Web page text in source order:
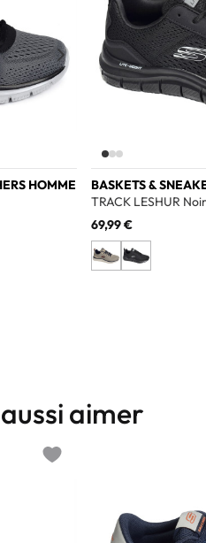
HOMME
BASKETS &
TRACK LESHUR Noir
69,99 €
aimer